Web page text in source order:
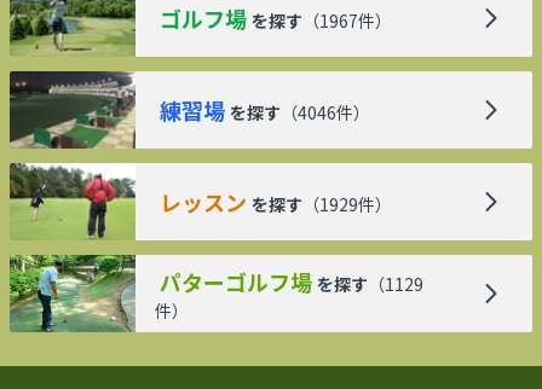
ゴルフ場 を探す （1967件）
練習場 を探す （4046件）
レッスン を探す （1929件）
パターゴルフ場 を探す （1129
件）